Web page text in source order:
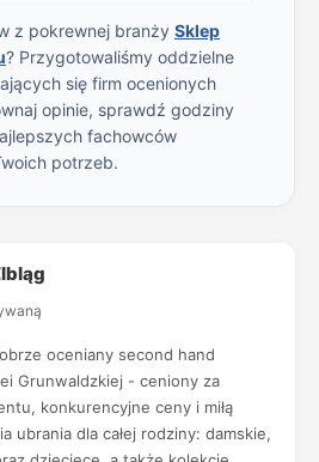
z pokrewnej branży Sklep
? Przygotowaliśmy oddzielne
się firm ocenionych
opinie, sprawdź godziny
fachowców
potrzeb.
oceniany second hand
Grunwaldzkiej - ceniony za
konkurencyjne ceny i miłą
ubrania dla całej rodziny: damskie,